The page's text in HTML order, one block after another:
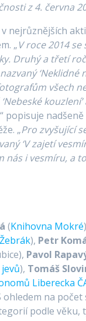
z 4. června
nejrůznějších
„V roce 2014 se
Druhý a třetí
‘Neklidné
všech
popisuje
„Pro zvyšující
‘V zajetí
nás i vesmíru, a
(Knihovna Mokré
), Petr
Pavol
), Tomáš
Liberecka
na počet
podle věku,